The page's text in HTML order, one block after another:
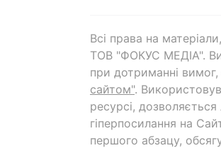
Всі права на
ТОВ "ФОКУС МЕДІА".
при дотриманні
сайтом".
ресурсі,
гіперпосилання на
першого абзацу,